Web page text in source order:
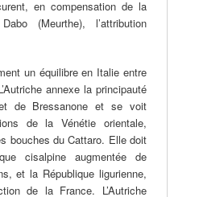
en compensation de la
(Meurthe), l’attribution
un équilibre en Italie entre
annexe la principauté
de Bressanone et se voit
de la Vénétie orientale,
bouches du Cattaro. Elle doit
cisalpine augmentée de
et la République ligurienne,
de la France. L’Autriche